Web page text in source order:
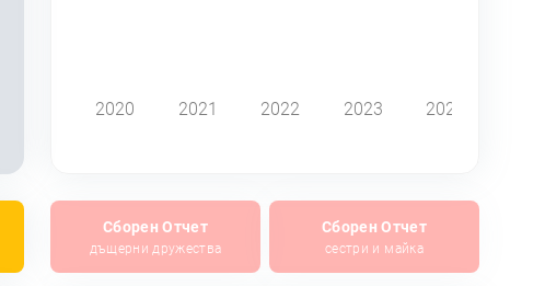
2020 2021 2022 2023 2024
Сборен Отчет
дъщерни дружества
Сборен Отчет
сестри и майка